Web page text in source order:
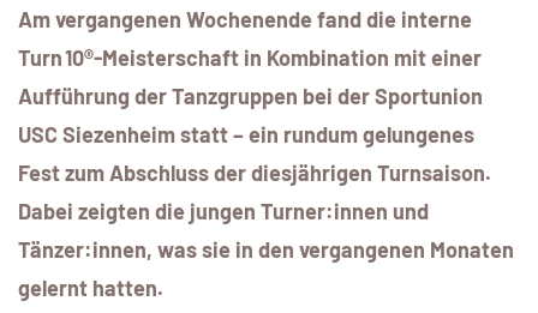
Am vergangenen Wochenende fand die interne
Turn 10®-Meisterschaft in Kombination mit einer
Aufführung der Tanzgruppen bei der Sportunion
USC Siezenheim statt – ein rundum gelungenes
Fest zum Abschluss der diesjährigen Turnsaison.
Dabei zeigten die jungen Turner:innen und
Tänzer:innen, was sie in den vergangenen Monaten
gelernt hatten.